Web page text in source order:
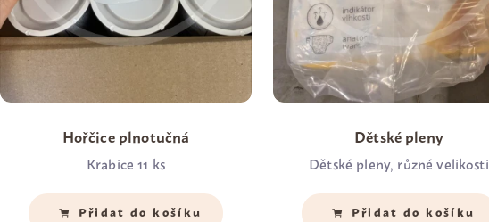
Hořčice plnotučná
Krabice 11 ks
Přidat do košíku
Dětské pleny
Dětské pleny, různé velikosti
Přidat do košíku